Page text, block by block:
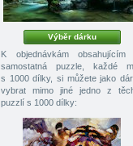
Výběr dárku
K objednávkám obsahujícím
samostatná puzzle, každé
s 1000 dílky, si můžete jako
vybrat mimo jiné jedno z
puzzlí s 1000 dílky: